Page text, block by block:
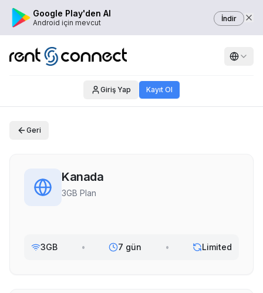
Google Play'den Al
Android için mevcut İndir
Giriş Yap Kayıt Ol
Geri
Kanada
3GB Plan
3GB • 7 gün • Limited